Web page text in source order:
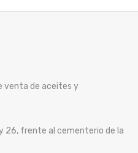
venta de aceites y
26, frente al cementerio de la